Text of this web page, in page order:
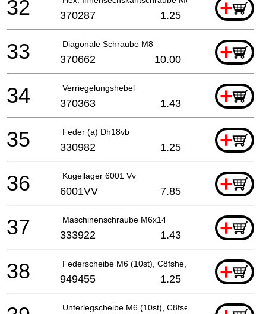
+
32 370287 1.25
Diagonale Schraube M8 +
33 370662 10.00
Verriegelungshebel +
34 370363 1.43
Feder (a) Dh18vb +
35 330982 1.25
Kugellager 6001 Vv +
36 6001VV 7.85
Maschinenschraube M6x14 +
37 333922 1.43
Federscheibe M6 (10st), C8fshe, C8fse, Cg18dal, C
+
38 949455 1.25
Unterlegscheibe M6 (10st), C8fse